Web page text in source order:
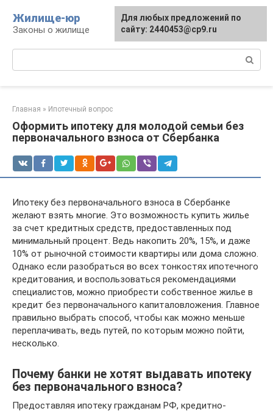
контенту
Жилище-юр
Законы о жилище
Главная » Ипотечный вопрос
Оформить ипотеку для молодой семьи без
первоначального взноса от Сбербанка
Ипотеку без первоначального взноса в Сбербанке
желают взять многие. Это возможность купить жилье
за счет кредитных средств, предоставленных под
минимальный процент. Ведь накопить 20%, 15%, и даже
10% от рыночной стоимости квартиры или дома сложно.
Однако если разобраться во всех тонкостях ипотечного
кредитования, и воспользоваться рекомендациями
специалистов, можно приобрести собственное жилье в
кредит без первоначального капиталовложения. Главное
правильно выбрать способ, чтобы как можно меньше
переплачивать, ведь путей, по которым можно пойти,
несколько.
Почему банки не хотят выдавать ипотеку
без первоначального взноса?
Предоставляя ипотеку гражданам РФ, кредитно-
Для любых предложений по
сайту: 2440453@cp9.ru